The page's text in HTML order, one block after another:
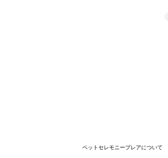
ペットセレモニープレアについて